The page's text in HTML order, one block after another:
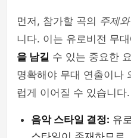
먼저, 참가할 곡의 주제
니다. 이는 유로비전 무
을 남길 수 있는 중요한
명확해야 무대 연출이나
럽게 이어질 수 있습니다.
음악 스타일 결정: 유